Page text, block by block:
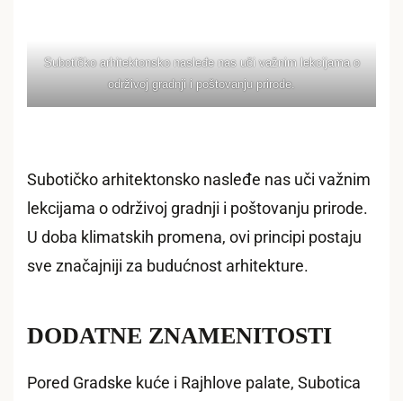
Subotičko arhitektonsko nasleđe nas uči važnim lekcijama o
održivoj gradnji i poštovanju prirode.
Subotičko arhitektonsko nasleđe nas uči važnim
lekcijama o održivoj gradnji i poštovanju prirode.
U doba klimatskih promena, ovi principi postaju
sve značajniji za budućnost arhitekture.
DODATNE ZNAMENITOSTI
Pored Gradske kuće i Rajhlove palate, Subotica